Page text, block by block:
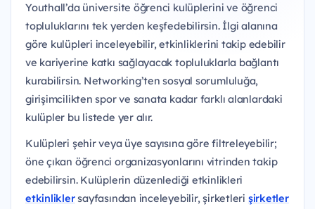
Youthall’da üniversite öğrenci kulüplerini ve öğrenci
topluluklarını tek yerden keşfedebilirsin. İlgi alanına
göre kulüpleri inceleyebilir, etkinliklerini takip edebilir
ve kariyerine katkı sağlayacak topluluklarla bağlantı
kurabilirsin. Networking’ten sosyal sorumluluğa,
girişimcilikten spor ve sanata kadar farklı alanlardaki
kulüpler bu listede yer alır.
Kulüpleri şehir veya üye sayısına göre filtreleyebilir;
öne çıkan öğrenci organizasyonlarını vitrinden takip
edebilirsin. Kulüplerin düzenlediği etkinlikleri
etkinliklersayfasından inceleyebilir, şirketleri şirketler